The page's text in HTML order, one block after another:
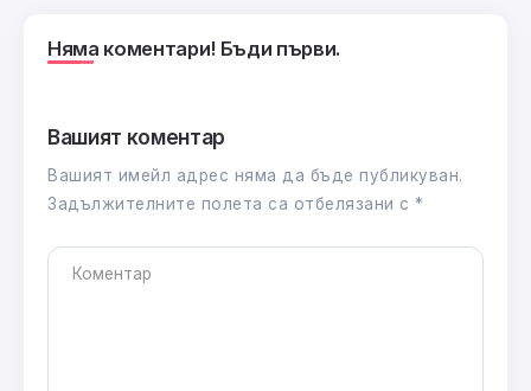
Няма коментари! Бъди първи.
Вашият коментар
Вашият имейл адрес няма да бъде публикуван.
Задължителните полета са отбелязани с *